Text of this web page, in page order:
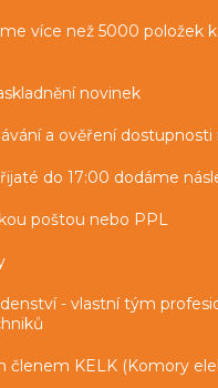
více než 5000 položek
novinek
a ověření dostupnosti
do 17:00 dodáme
poštou nebo PPL
- vlastní tým
členem KELK (Komory